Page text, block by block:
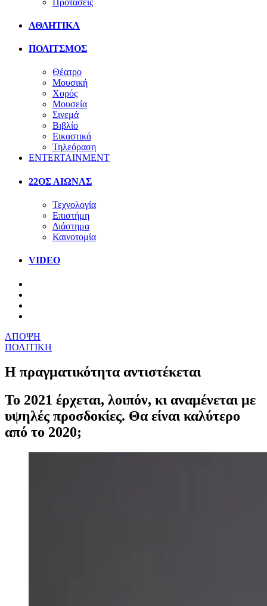
ΑΘΛΗΤΙΚΑ
ΠΟΛΙΤΣΜΟΣ
Θέατρο
Μουσική
Χορός
Μουσεία
Σινεμά
Βιβλίο
Εικαστικά
Τηλεόραση
ENTERTAINMENT
22ΟΣ ΑΙΩΝΑΣ
Τεχνολογία
Επιστήμη
Διάστημα
Καινοτομία
VIDEO
ΑΠΟΨΗ
ΠΟΛΙΤΙΚΗ
Η πραγματικότητα αντιστέκεται
Το 2021 έρχεται, λοιπόν, κι αναμένεται με
υψηλές προσδοκίες. Θα είναι καλύτερο
από το 2020;